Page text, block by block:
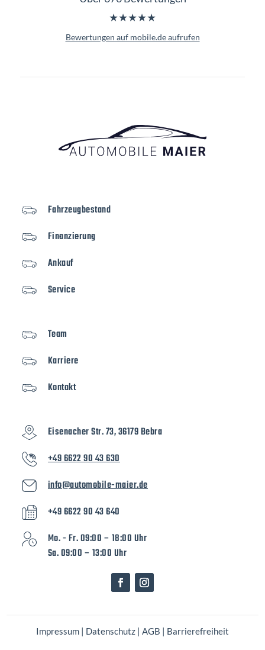
★★★★★
Bewertungen auf mobile.de aufrufen
Fahrzeugbestand
Finanzierung
Ankauf
Service
Team
Karriere
Kontakt
Eisenacher Str. 73, 36179 Bebra
+49 6622 90 43 630
info@automobile-maier.de
+49 6622 90 43 640
Mo. - Fr. 09:00 – 18:00 Uhr
Sa. 09:00 – 13:00 Uhr
Impressum | Datenschutz | AGB | Barrierefreiheit